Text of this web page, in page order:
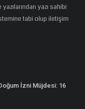
yazı sahibi
tabi olup iletişim
İzni Müjdesi: 16